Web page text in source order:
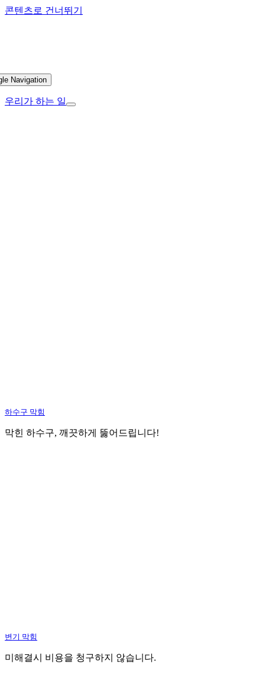
콘텐츠로 건너뛰기
Navigation
우리가 하는 일
하수구 막힘
막힌 하수구, 깨끗하게 뚫어드립니다!
변기 막힘
미해결시 비용을 청구하지 않습니다.